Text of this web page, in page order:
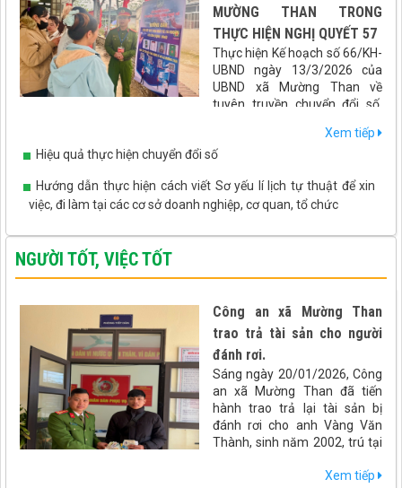
MƯỜNG THAN TRONG
THỰC HIỆN NGHỊ QUYẾT 57
Thực hiện Kế hoạch số 66/KH-
UBND ngày 13/3/2026 của
UBND xã Mường Than về
tuyên truyền chuyển đổi số,
ứng dụng VNeID gắn với cuộc bầu cử Đại biểu Quốc hội khóa XVI
và Đại biểu HĐND các cấp nhiệm kỳ 2026 - 2031, xã Mường Than
chuyển đổi số đến gần hơn với người dân.
Xem tiếp
Hiệu quả thực hiện chuyển đổi số
Hướng dẫn thực hiện cách viết Sơ yếu lí lịch tự thuật để xin
việc, đi làm tại các cơ sở doanh nghiệp, cơ quan, tổ chức
NGƯỜI TỐT, VIỆC TỐT
Công an xã Mường Than
trao trả tài sản cho người
đánh rơi.
Sáng ngày 20/01/2026, Công
an xã Mường Than đã tiến
hành trao trả lại tài sản bị
đánh rơi cho anh Vàng Văn
Thành, sinh năm 2002, trú tại
Xem tiếp